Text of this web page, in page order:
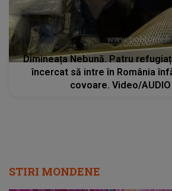
Dimineața Nebună. Patru
încercat să intre în România
covoare. Video/AUDIO
STIRI MONDENE